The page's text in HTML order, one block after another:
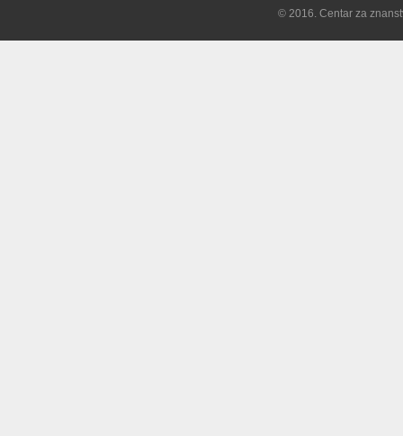
© 2016. Centar za